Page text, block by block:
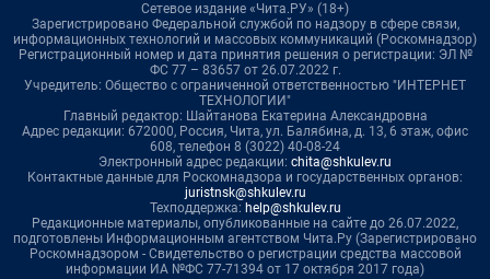
Сетевое издание «Чита.РУ» (18+)
Зарегистрировано Федеральной службой по надзору в сфере связи,
информационных технологий и массовых коммуникаций (Роскомнадзор)
Регистрационный номер и дата принятия решения о регистрации: ЭЛ №
ФС 77 – 83657 от 26.07.2022 г.
Учредитель: Общество с ограниченной ответственностью "ИНТЕРНЕТ
ТЕХНОЛОГИИ"
Главный редактор: Шайтанова Екатерина Александровна
Адрес редакции: 672000, Россия, Чита, ул. Балябина, д. 13, 6 этаж, офис
608, телефон 8 (3022) 40-08-24
Электронный адрес редакции: chita@shkulev.ru
Контактные данные для Роскомнадзора и государственных органов:
juristnsk@shkulev.ru
Техподдержка: help@shkulev.ru
Редакционные материалы, опубликованные на сайте до 26.07.2022,
подготовлены Информационным агентством Чита.Ру (Зарегистрировано
Роскомнадзором - Свидетельство о регистрации средства массовой
информации ИА №ФС 77-71394 от 17 октября 2017 года)